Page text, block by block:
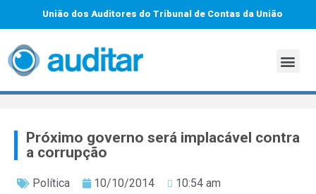
União dos Auditores do Tribunal de Contas da União
Próximo governo será implacável contra
a corrupção
Política 10/10/2014 10:54 am